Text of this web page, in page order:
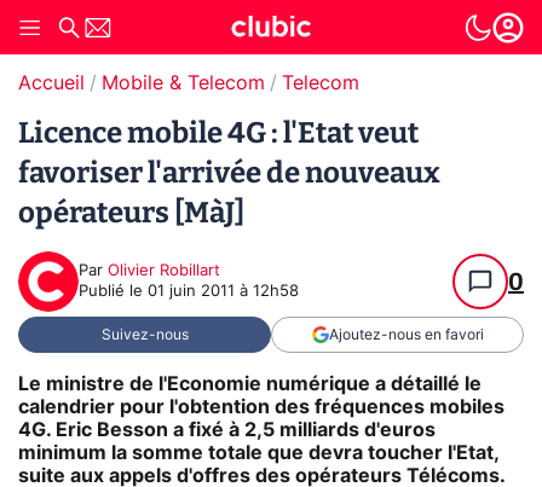
Accueil Mobile & Telecom Telecom
Licence mobile 4G : l'Etat veut
favoriser l'arrivée de nouveaux
opérateurs [MàJ]
Par Olivier Robillart
Publié le 01 juin 2011 à 12h58 0
Suivez-nous Ajoutez-nous en favori
Le ministre de l'Economie numérique a détaillé le
calendrier pour l'obtention des fréquences mobiles
4G. Eric Besson a fixé à 2,5 milliards d'euros
minimum la somme totale que devra toucher l'Etat,
suite aux appels d'offres des opérateurs Télécoms.